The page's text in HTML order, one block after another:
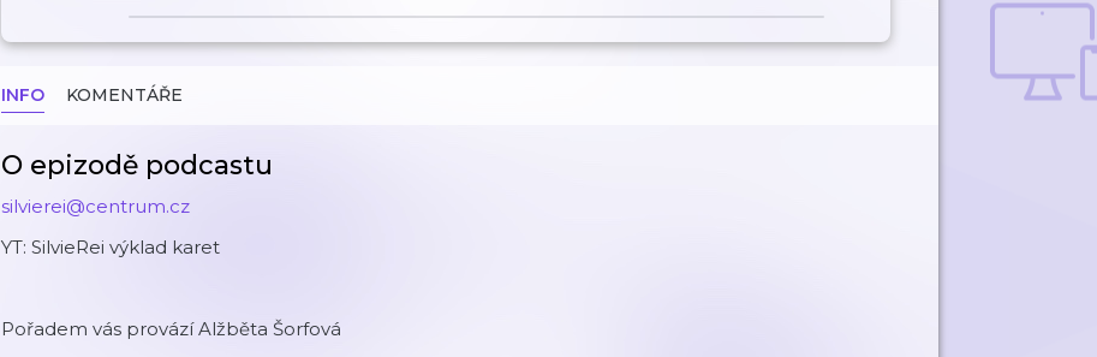
INFO KOMENTÁŘE
O epizodě podcastu
silvierei@centrum.cz
YT: SilvieRei výklad karet
Pořadem vás provází Alžběta Šorfová